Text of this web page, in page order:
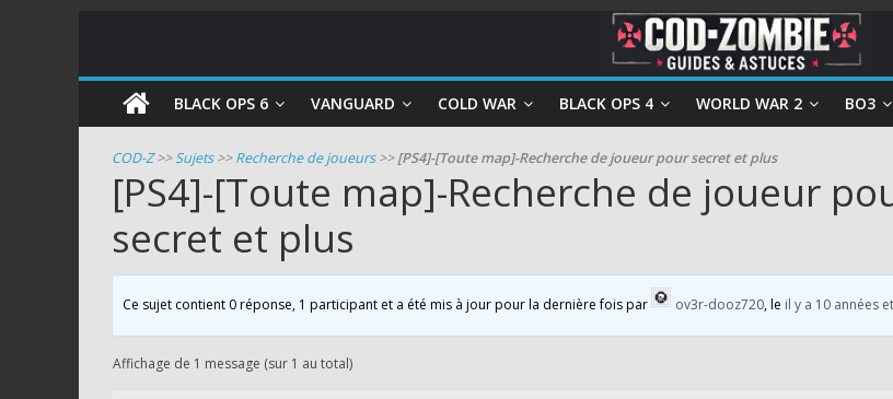
COD
Zombie
Guides
et
astuces
pour
le
mode
zombie
BLACK OPS 6 VANGUARD COLD WAR BLACK OPS 4 WORLD WAR 2 BO3
COD-Z>>Sujets>>Recherche de joueurs>>[PS4]-[Toute map]-Recherche de joueur pour secret et plus
[PS4]-[Toute map]-Recherche de joueur
secret et plus
Ce sujet contient 0 réponse, 1 participant et a été mis à jour pour la dernière fois par ov3r-dooz720, le il y a 10 années
Affichage de 1 message (sur 1 au total)